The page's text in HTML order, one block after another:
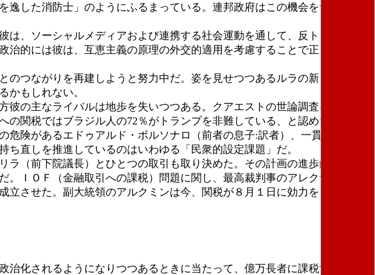
した消防士」のようにふるまっている。連邦政府はこの機会をつかみ、
、ソーシャルメディアおよび連携する社会運動を通して、反トランプの
的には彼は、互恵主義の原理の外交的適用を考慮することで正しい歩み
つながりを再建しようと努力中だ。姿を見せつつあるルラの新しい協定
かもしれない。
の主なライバルは地歩を失いつつある。クアエストの世論調査によれ
関税ではブラジル人の72％がトランプを非難している、と認めた。
険があるエドゥアルド・ボルソナロ（前者の息子:訳者）、一貫性のない
直しを推進しているのはいわゆる「民衆的設定課題」だ。
（前下院議長）とひとつの取引も取り決めた。その計画の進歩的な性格
ＩＯＦ（金融取引への課税）問題に関し、最高裁判事のアレクサンド
させた。副大統領のアルクミンは今、関税が８月１日に効力をもつ前に
化されるようになりつつあるときに当たって、億万長者に課税する大衆